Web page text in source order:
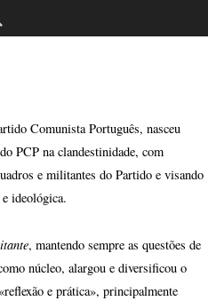
Comunista Português, nasceu
PCP na clandestinidade, com
e militantes do Partido e visando
ideológica.
, mantendo sempre as questões de
núcleo, alargou e diversificou o
e prática», principalmente